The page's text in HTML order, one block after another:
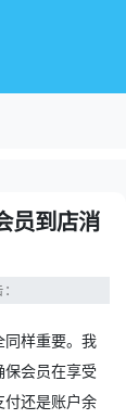
员到店消
同样重要。我
会员在享受
付还是账户余